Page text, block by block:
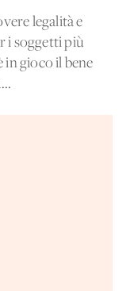
legalità e
i soggetti più
in gioco il bene